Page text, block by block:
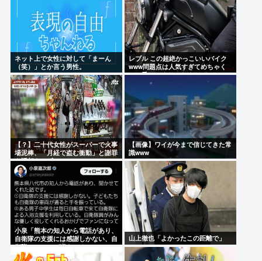
ネット上で女性に対して「まーん
（笑）」とか言う男性。
レブル この超絶かっこいいバイク
www問題点は人気すぎてめちゃく
ちゃ乗ってるやついるwww
【？】二十代女性がスーパーで火事
場泥棒、「月経で盗む衝動」と謝罪
も返却もせず
【画像】ワイが今まで信じてきた常
識www
小泉「熊本の知人から電話があり、
自衛隊の支援には感謝しかない、自
衛隊のファンが増えてるとのこと
」
山上徹也「よかったこの距離で」